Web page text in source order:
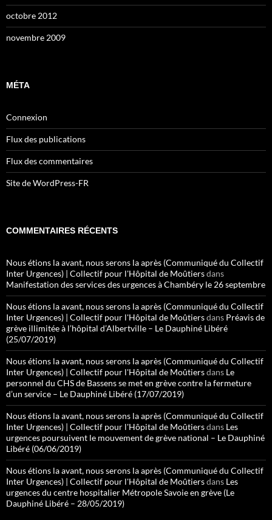
octobre 2012
novembre 2009
MÉTA
Connexion
Flux des publications
Flux des commentaires
Site de WordPress-FR
COMMENTAIRES RÉCENTS
Nous étions la avant, nous serons la après (Communiqué du Collectif
Inter Urgences) | Collectif pour l'Hôpital de Moûtiersdans
Manifestation des services des urgences à Chambéry le 26 septembre
Nous étions la avant, nous serons la après (Communiqué du Collectif
Inter Urgences) | Collectif pour l'Hôpital de Moûtiersdans Préavis de
grève illimitée à l’hôpital d’Albertville – Le Dauphiné Libéré
(25/07/2019)
Nous étions la avant, nous serons la après (Communiqué du Collectif
Inter Urgences) | Collectif pour l'Hôpital de Moûtiersdans Le
personnel du CHS de Bassens se met en grève contre la fermeture
d’un service – Le Dauphiné Libéré (17/07/2019)
Nous étions la avant, nous serons la après (Communiqué du Collectif
Inter Urgences) | Collectif pour l'Hôpital de Moûtiersdans Les
urgences poursuivent le mouvement de grève national – Le Dauphiné
Libéré (06/06/2019)
Nous étions la avant, nous serons la après (Communiqué du Collectif
Inter Urgences) | Collectif pour l'Hôpital de Moûtiersdans Les
urgences du centre hospitalier Métropole Savoie en grève (Le
Dauphiné Libéré – 28/05/2019)